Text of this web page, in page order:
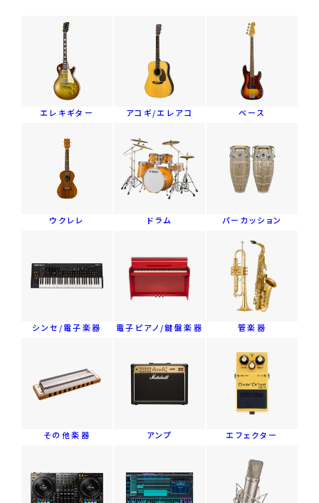
エレキギター アコギ/エレアコ ベース
ウクレレ ドラム パーカッション
シンセ/電子楽器 電子ピアノ/鍵盤楽器 管楽器
その他楽器 アンプ エフェクター